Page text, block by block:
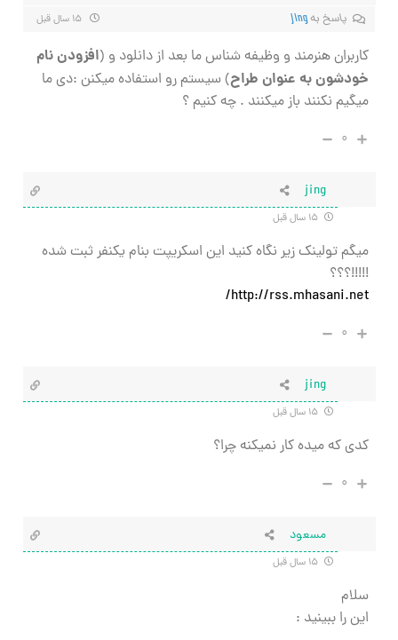
پاسخ بهjing
کاربران هنرمند و وظیفه شناس ما بعد از دانلود و (افزودن نام
خودشون به عنوان طراح) سیستم رو استفاده میکنن :دی ما
میگیم نکنند باز میکنند . چه کنیم ؟
۰
jing
میگم تولینک زیر نگاه کنید این اسکریپت بنام یکنفر ثبت شده
!!!!!؟؟؟
http://rss.mhasani.net/
۰
jing
کدی که میده کار نمیکنه چرا؟
۰
مسعود
سلام
اين را ببينيد :